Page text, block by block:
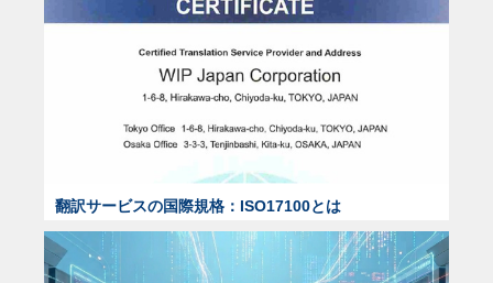
翻訳サービスの国際規格：ISO17100とは